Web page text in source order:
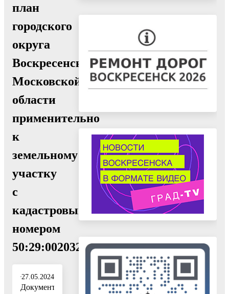
план
городского
округа
Воскресенск
Московской
области
применительно
к
земельному
участку
с
кадастровым
номером
50:29:0020325:349"
27.05.2024
Документ: